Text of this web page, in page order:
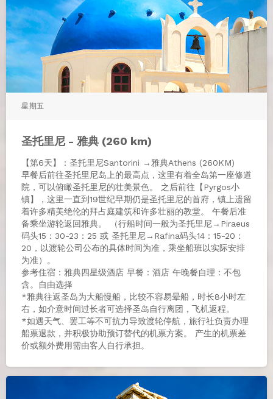
星期五
圣托里尼 - 雅典 (260 km)
【第6天】：圣托里尼Santorini →雅典Athens (260KM)
早餐后前往圣托里尼岛上的最高点，这里有着全岛第一座修道
院，可以俯瞰圣托里尼的壮美景色。 之后前往【Pyrgos小
镇】，这里一直到19世纪早期仍是圣托里尼的首府，镇上遗留
着许多精美绝伦的拜占庭建筑和许多壮丽的教堂。 午餐后准
备乘坐游轮返回雅典。 （行船时间一般为圣托里尼→Piraeus
码头15：30-23：25 或 圣托里尼→Rafina码头14：15-20：
20，以渡轮公司公布的具体时间为准，乘坐船班以实际安排
为准）。
参考住宿：雅典四星级酒店 早餐：酒店 午晚餐自理：不包
含。自由选择
*雅典往返圣岛为大船慢船，比较不容易晕船，时长8小时左
右，如介意时间过长者可选择圣岛自行离团，飞机返程。
*如遇天气、罢工等不可抗力导致渡轮停航，旅行社负责办理
船票退款，并积极协助预订替代的机票方案。 产生的机票差
价或额外费用需由客人自行承担。